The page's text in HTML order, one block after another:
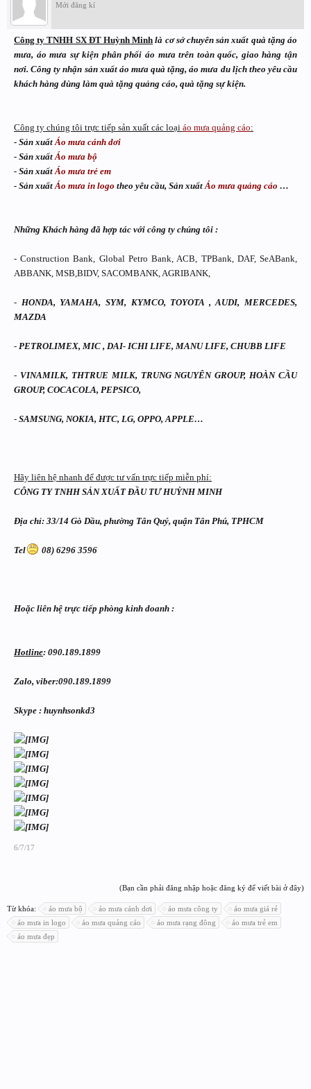
Mới đăng kí
Công ty TNHH SX ĐT Huỳnh Minh là cơ sở chuyên sản xuất quà tặng áo
mưa, áo mưa sự kiện phân phối áo mưa trên toàn quốc, giao hàng tận
nơi. Công ty nhận sản xuất áo mưa quà tặng, áo mưa du lịch theo yêu cầu
khách hàng dùng làm quà tặng quảng cáo, quà tặng sự kiện.
Công ty chúng tôi trực tiếp sản xuất các loại áo mưa quảng cáo:
- Sản xuấtÁo mưa cánh dơi
- Sản xuấtÁo mưa bộ
- Sản xuấtÁo mưa trẻ em
- Sản xuấtÁo mưa in logo theo yêu cầu, Sản xuấtÁo mưa quảng cáo …
Những Khách hàng đã hợp tác với công ty chúng tôi :
- Construction Bank, Global Petro Bank, ACB, TPBank, DAF, SeABank,
ABBANK, MSB,BIDV, SACOMBANK, AGRIBANK,
- HONDA, YAMAHA, SYM, KYMCO, TOYOTA , AUDI, MERCEDES,
MAZDA
- PETROLIMEX, MIC , DAI- ICHI LIFE, MANU LIFE, CHUBB LIFE
- VINAMILK, THTRUE MILK, TRUNG NGUYÊN GROUP, HOÀN CẦU
GROUP, COCACOLA, PEPSICO,
- SAMSUNG, NOKIA, HTC, LG, OPPO, APPLE…
Hãy liên hệ nhanh để được tư vấn trực tiếp miễn phí:
CÔNG TY TNHH SẢN XUẤT ĐẦU TƯ HUỲNH MINH
Địa chỉ: 33/14 Gò Dầu, phường Tân Quý, quận Tân Phú, TPHCM
Tel 08) 6296 3596
Hoặc liên hệ trực tiếp phòng kinh doanh :
Hotline: 090.189.1899
Zalo, viber:090.189.1899
Skype : huynhsonkd3
6/7/17
(Bạn cần phải đăng nhập hoặc đăng ký để viết bài ở đây)
Từ khóa: áo mưa bộ áo mưa cánh dơi áo mưa công ty
áo mưa giá rẻ
áo mưa in logo
áo mưa quảng cáo áo mưa rạng đông
áo mưa trẻ em
áo mưa đẹp